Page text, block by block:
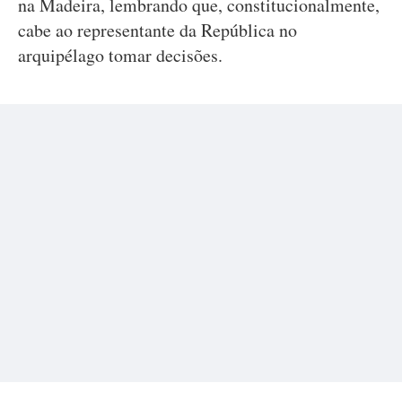
na Madeira, lembrando que, constitucionalmente,
cabe ao representante da República no
arquipélago tomar decisões.